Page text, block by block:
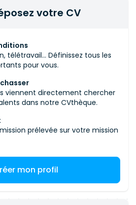
votre CV
télétravail... Définissez tous les
pour vous.
viennent directement chercher
dans notre CVthèque.
prélevée sur votre mission
mon profil